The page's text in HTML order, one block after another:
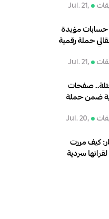
Jul. 21,
مؤيدة
حملة رقمية
Jul. 21,
صفحات
ضمن حملة
Jul. 20,
كيف مررت
سردية